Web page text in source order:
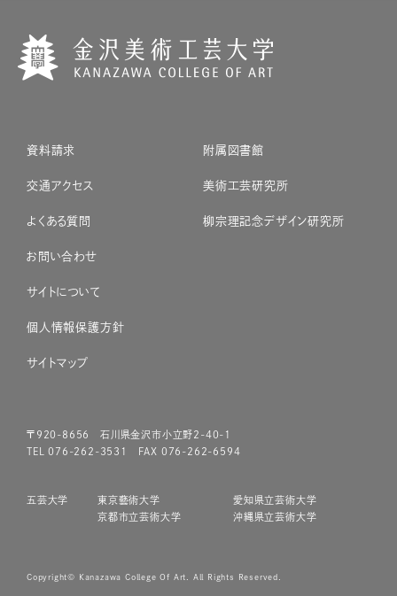
資料請求
交通アクセス
よくある質問
お問い合わせ
サイトについて
個人情報保護方針
サイトマップ
附属図書館
美術工芸研究所
柳宗理記念デザイン研究所
〒920-8656 石川県金沢市小立野2-40-1
TEL 076-262-3531 FAX 076-262-6594
五芸大学 東京藝術大学
愛知県立芸術大学
京都市立芸術大学
沖縄県立芸術大学
Copyright© Kanazawa College Of Art. All Rights Reserved.